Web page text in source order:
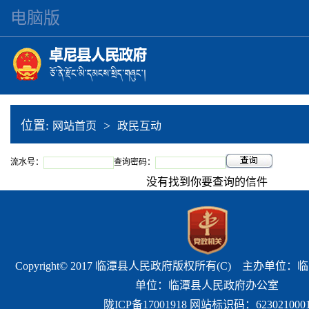
电脑版
位置: 网站首页 > 政民互动
流水号： 查询密码：
没有找到你要查询的信件
Copyright© 2017 临潭县人民政府版权所有(C) 主办单位：
单位：临潭县人民政府办公室
陇ICP备17001918 网站标识码：